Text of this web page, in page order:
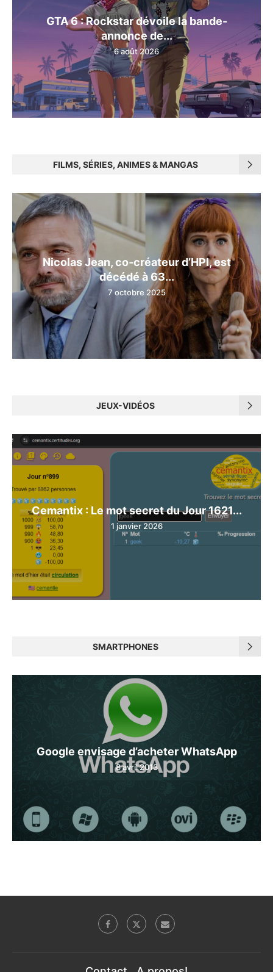
GTA 6 : Rockstar dévoile la bande-
annonce de...
6 août 2026
FILMS, SÉRIES, ANIMES & MANGAS
Nicolas Jean, co‑créateur d’HPI, est
décédé à 63...
7 octobre 2025
JEUX-VIDÉOS
Cemantix : Le mot secret du Jour 1621...
1 janvier 2026
SMARTPHONES
Google envisage d’acheter WhatsApp
8 avril 2013